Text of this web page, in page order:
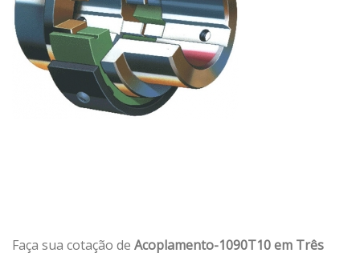
Faça sua cotação de Acoplamento-1090T10 em Três